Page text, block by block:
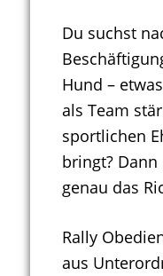
Du suchst
Hund –
als Team
sportlichen
bringt?
genau das
Rally
aus